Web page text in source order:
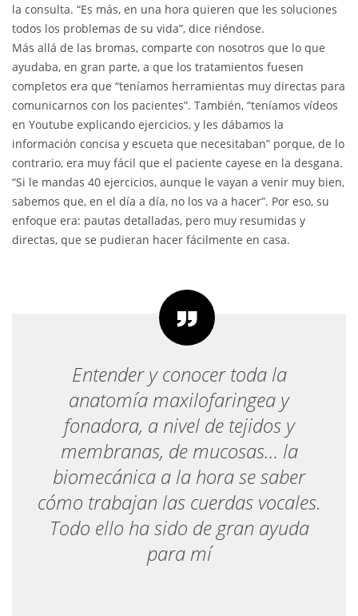
la consulta. “Es más, en una hora quieren que les soluciones
todos los problemas de su vida”, dice riéndose.
Más allá de las bromas, comparte con nosotros que lo que
ayudaba, en gran parte, a que los tratamientos fuesen
completos era que “teníamos herramientas muy directas para
comunicarnos con los pacientes”. También, “teníamos vídeos
en Youtube explicando ejercicios, y les dábamos la
información concisa y escueta que necesitaban” porque, de lo
contrario, era muy fácil que el paciente cayese en la desgana.
“Si le mandas 40 ejercicios, aunque le vayan a venir muy bien,
sabemos que, en el día a día, no los va a hacer”. Por eso, su
enfoque era: pautas detalladas, pero muy resumidas y
directas, que se pudieran hacer fácilmente en casa.
Entender y conocer toda la
anatomía maxilofaringea y
fonadora, a nivel de tejidos y
membranas, de mucosas… la
biomecánica a la hora se saber
cómo trabajan las cuerdas vocales.
Todo ello ha sido de gran ayuda
para mí